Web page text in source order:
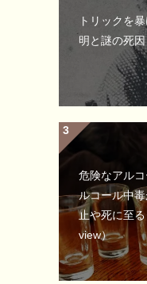
トリックを
明と謎の死
危険なアル
ルコール中
止や死に至
view）